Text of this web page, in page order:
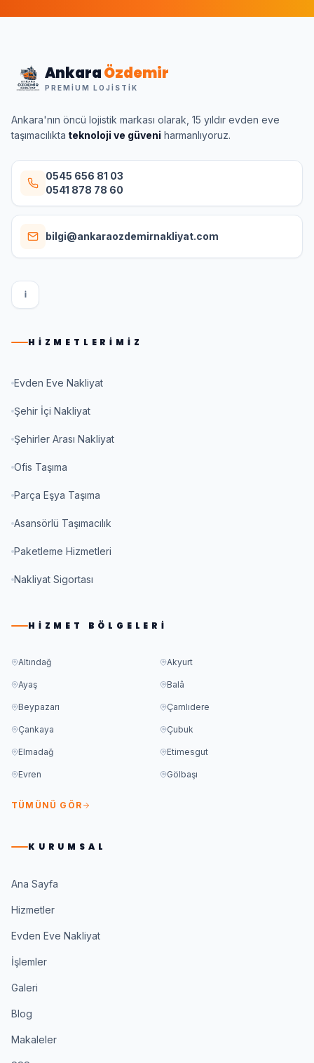
AnkaraÖzdemir
PREMIUM LOJISTIK
Ankara'nın öncü lojistik markası olarak, 15 yıldır evden eve
taşımacılıkta teknoloji ve güveni harmanlıyoruz.
0545 656 81 03
0541 878 78 60
bilgi@ankaraozdemirnakliyat.com
I
HIZMETLERIMIZ
Evden Eve Nakliyat
Şehir İçi Nakliyat
Şehirler Arası Nakliyat
Ofis Taşıma
Parça Eşya Taşıma
Asansörlü Taşımacılık
Paketleme Hizmetleri
Nakliyat Sigortası
HIZMET BÖLGELERI
Altındağ Akyurt
Ayaş Balâ
Beypazarı Çamlıdere
Çankaya Çubuk
Elmadağ Etimesgut
Evren Gölbaşı
TÜMÜNÜ GÖR
KURUMSAL
Ana Sayfa
Hizmetler
Evden Eve Nakliyat
İşlemler
Galeri
Blog
Makaleler